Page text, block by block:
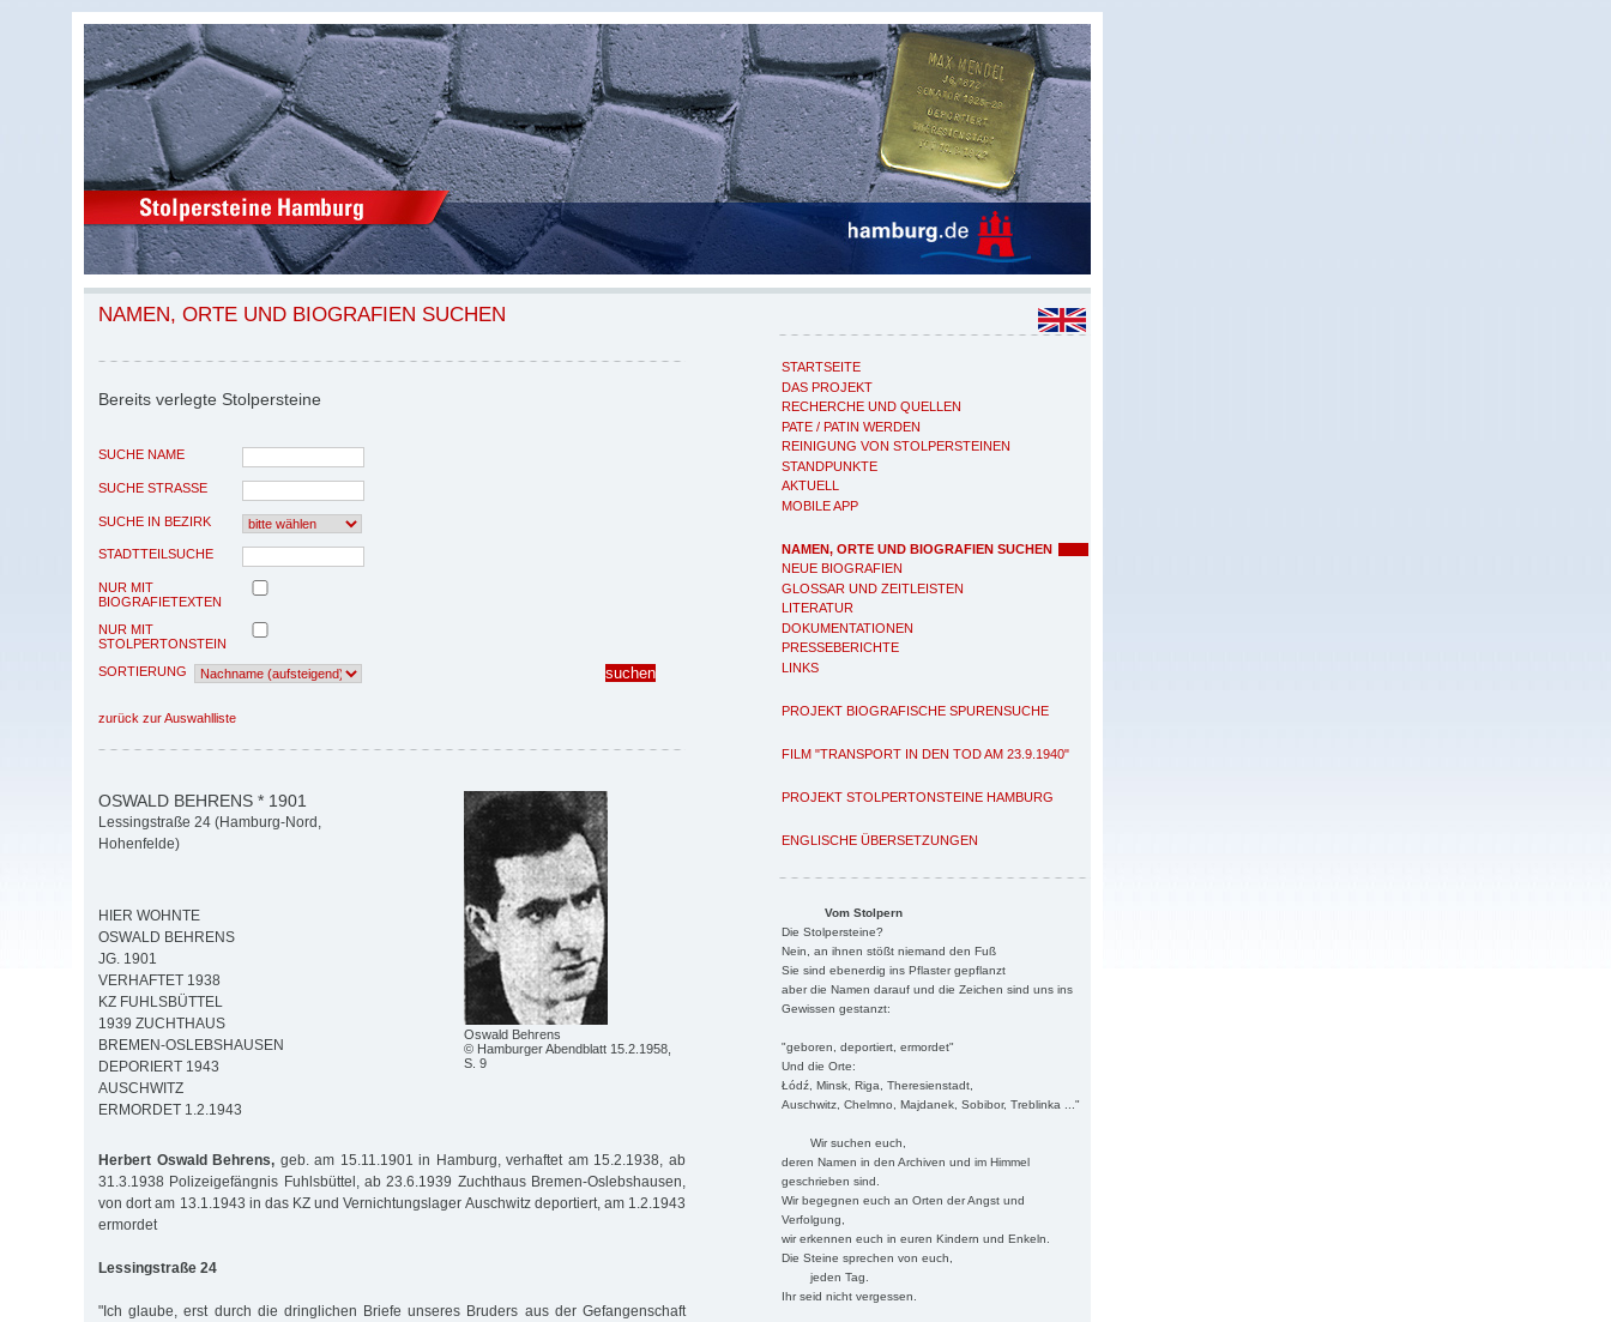
STARTSEITE
DAS PROJEKT
RECHERCHE UND QUELLEN
PATE / PATIN WERDEN
REINIGUNG VON STOLPERSTEINEN
STANDPUNKTE
AKTUELL
MOBILE APP
NAMEN, ORTE UND BIOGRAFIEN SUCHEN
NEUE BIOGRAFIEN
GLOSSAR UND ZEITLEISTEN
LITERATUR
DOKUMENTATIONEN
PRESSEBERICHTE
LINKS
PROJEKT BIOGRAFISCHE SPURENSUCHE
FILM "TRANSPORT IN DEN TOD AM 23.9.1940"
PROJEKT STOLPERTONSTEINE HAMBURG
ENGLISCHE ÜBERSETZUNGEN
Vom Stolpern
Die Stolpersteine?
Nein, an ihnen stößt niemand den Fuß
Sie sind ebenerdig ins Pflaster gepflanzt
aber die Namen darauf und die Zeichen sind uns ins
Gewissen gestanzt:
"geboren, deportiert, ermordet"
Und die Orte:
Łódź, Minsk, Riga, Theresienstadt,
Auschwitz, Chelmno, Majdanek, Sobibor, Treblinka ..."
Wir suchen euch,
deren Namen in den Archiven und im Himmel
geschrieben sind.
Wir begegnen euch an Orten der Angst und
Verfolgung,
wir erkennen euch in euren Kindern und Enkeln.
Die Steine sprechen von euch,
jeden Tag.
Ihr seid nicht vergessen.
NAMEN, ORTE UND BIOGRAFIEN SUCHEN
Bereits verlegte Stolpersteine
SUCHE NAME
SUCHE STRASSE
SUCHE IN BEZIRK
STADTTEILSUCHE
NUR MIT
BIOGRAFIETEXTEN
NUR MIT
STOLPERTONSTEIN
SORTIERUNG
zurück zur Auswahlliste
Oswald Behrens
© Hamburger Abendblatt 15.2.1958,
S. 9
OSWALD BEHRENS * 1901
Lessingstraße 24 (Hamburg-Nord,
Hohenfelde)
HIER WOHNTE
OSWALD BEHRENS
JG. 1901
VERHAFTET 1938
KZ FUHLSBÜTTEL
1939 ZUCHTHAUS
BREMEN-OSLEBSHAUSEN
DEPORIERT 1943
AUSCHWITZ
ERMORDET 1.2.1943
Herbert Oswald Behrens, geb. am 15.11.1901 in Hamburg, verhaftet am 15.2.1938, ab
31.3.1938 Polizeigefängnis Fuhlsbüttel, ab 23.6.1939 Zuchthaus Bremen-Oslebshausen,
von dort am 13.1.1943 in das KZ und Vernichtungslager Auschwitz deportiert, am 1.2.1943
ermordet
Lessingstraße 24
"Ich glaube, erst durch die dringlichen Briefe unseres Bruders aus der Gefangenschaft